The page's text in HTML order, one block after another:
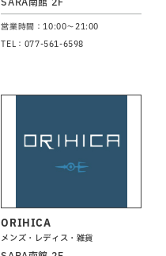
営業時間：10:00～21:00
TEL：077-561-6598
ORIHICA
メンズ・レディス・雑貨